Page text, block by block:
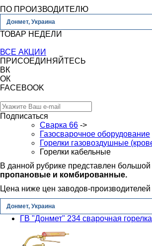
ПО ПРОИЗВОДИТЕЛЮ
Донмет, Украина
ТОВАР НЕДЕЛИ
ВСЕ АКЦИИ
ПРИСОЕДИНЯЙТЕСЬ
ВК
ОК
FACEBOOK
Подписаться
Сварка 66 ->
Газосварочное оборудование
Горелки газовоздушные
Горелки кабельные
В данной рубрике представлен
пропановые и комбированные.
Цена ниже цен заводов-
Донмет, Украина
ГВ "Донмет" 234 сварочная